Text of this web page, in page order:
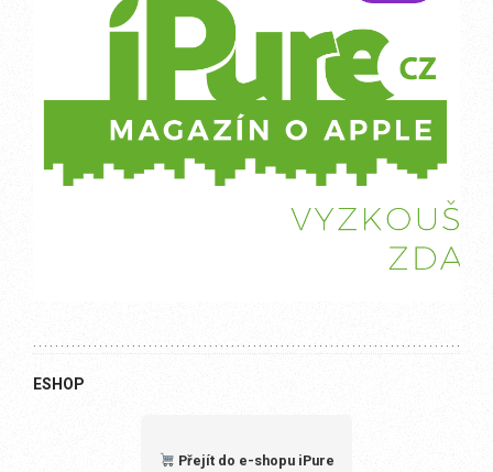
ESHOP
Přejít do e-shopu iPure